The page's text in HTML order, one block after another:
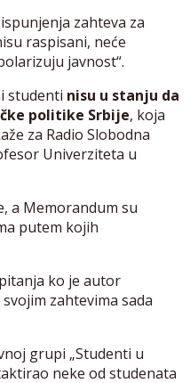
zahteva za
raspisani, neće
javnost“.
studenti nisu u stanju da
politike Srbije, koja
za Radio Slobodna
Univerziteta u
a Memorandum su
putem kojih
ko je autor
zahtevima sada
grupi „Studenti u
neke od studenata